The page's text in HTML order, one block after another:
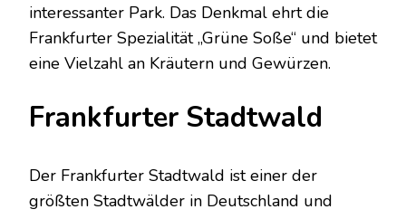
interessanter Park. Das Denkmal ehrt die
Frankfurter Spezialität „Grüne Soße“ und bietet
eine Vielzahl an Kräutern und Gewürzen.
Frankfurter Stadtwald
Der Frankfurter Stadtwald ist einer der
größten Stadtwälder in Deutschland und